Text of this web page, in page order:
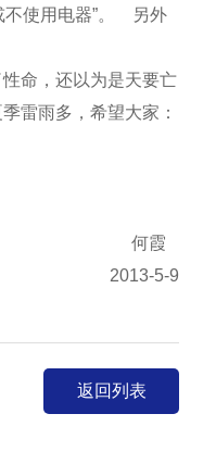
不使用电器”。 另外
命，还以为是天要亡
雷雨多，希望大家：
何霞
2013-5-9
返回列表